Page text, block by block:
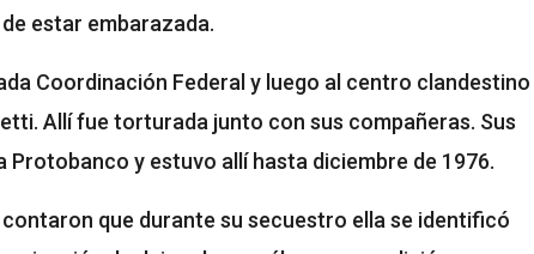
estar embarazada.
Coordinación Federal y luego al centro clandestino
Allí fue torturada junto con sus compañeras. Sus
y estuvo allí hasta diciembre de 1976.
que durante su secuestro ella se identificó